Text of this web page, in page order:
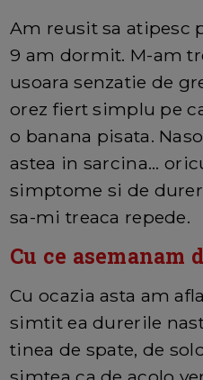
Am reusit sa atipesc
9 am dormit. M-am
usoara senzatie de
orez fiert simplu pe
o banana pisata.
astea in sarcina...
simptome si de
sa-mi treaca repede.
Cu ce asemanam
Cu ocazia asta am
simtit ea durerile
tinea de spate, de